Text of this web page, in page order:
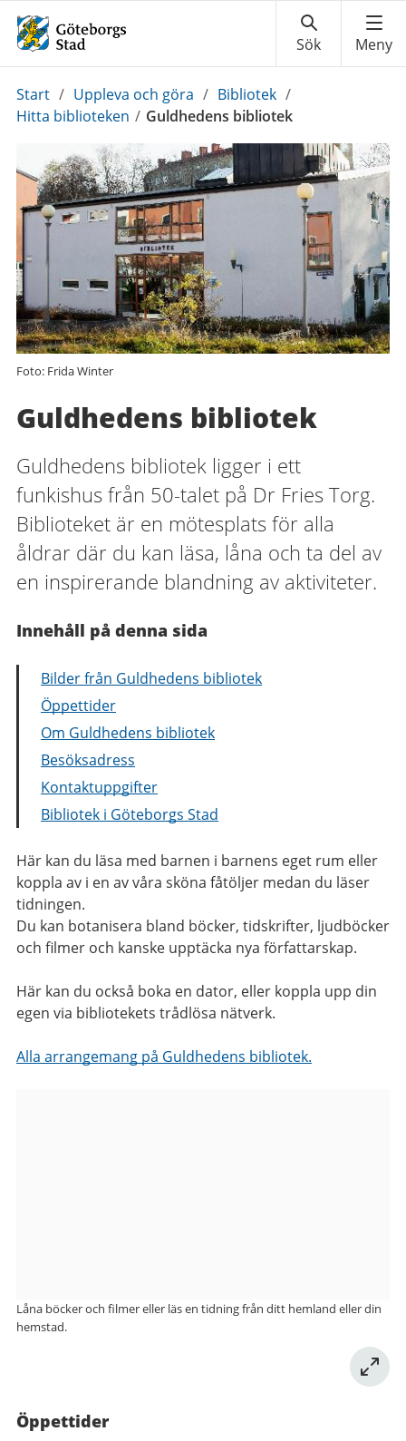
Du
är
Start / Uppleva och göra / Bibliotek /
Hitta biblioteken / Guldhedens bibliotek
Foto: Frida Winter
Guldhedens bibliotek
Guldhedens bibliotek ligger i ett
funkishus från 50-talet på Dr Fries Torg.
Biblioteket är en mötesplats för alla
åldrar där du kan läsa, låna och ta del av
en inspirerande blandning av aktiviteter.
Innehåll på denna sida
Bilder från Guldhedens bibliotek
Öppettider
Om Guldhedens bibliotek
Besöksadress
Kontaktuppgifter
Bibliotek i Göteborgs Stad
Här kan du läsa med barnen i barnens eget rum eller
koppla av i en av våra sköna fåtöljer medan du läser
tidningen.
Du kan botanisera bland böcker, tidskrifter, ljudböcker
och filmer och kanske upptäcka nya författarskap.
Här kan du också boka en dator, eller koppla upp din
egen via bibliotekets trådlösa nätverk.
Alla arrangemang på Guldhedens bibliotek.
Låna böcker och filmer eller läs en tidning från ditt hemland eller din
hemstad.
Öppettider